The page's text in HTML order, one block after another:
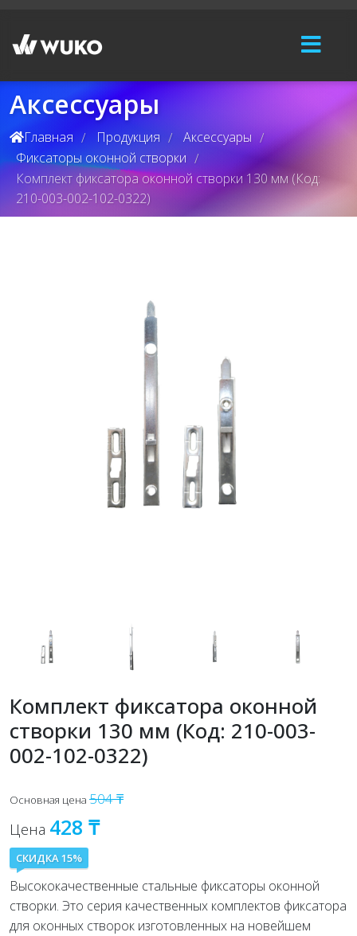
Аксессуары
Главная / Продукция / Аксессуары /
Фиксаторы оконной створки /
Комплект фиксатора оконной створки 130 мм (Код:
210-003-002-102-0322)
Комплект фиксатора оконной
створки 130 мм (Код: 210-003-
002-102-0322)
Основная цена 504 ₸
Цена 428 ₸
СКИДКА 15%
Высококачественные стальные фиксаторы оконной
створки. Это серия качественных комплектов фиксатора
для оконных створок изготовленных на новейшем